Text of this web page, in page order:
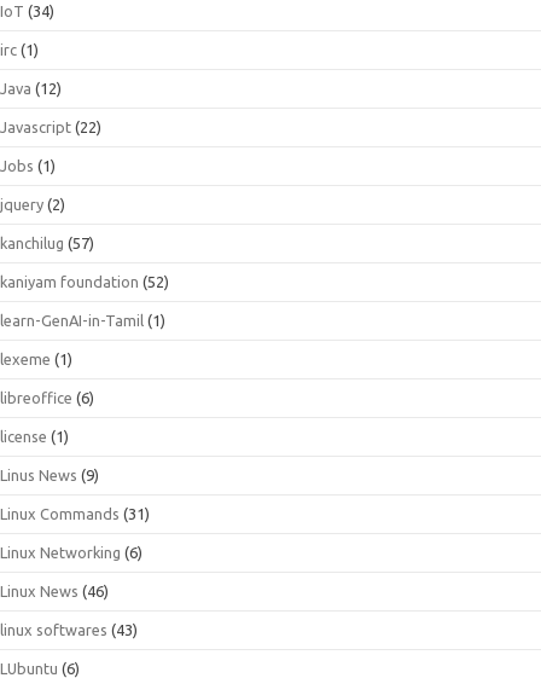
IoT (34)
irc (1)
Java (12)
Javascript (22)
Jobs (1)
jquery (2)
kanchilug (57)
kaniyam foundation (52)
learn-GenAI-in-Tamil (1)
lexeme (1)
libreoffice (6)
license (1)
Linus News (9)
Linux Commands (31)
Linux Networking (6)
Linux News (46)
linux softwares (43)
LUbuntu (6)